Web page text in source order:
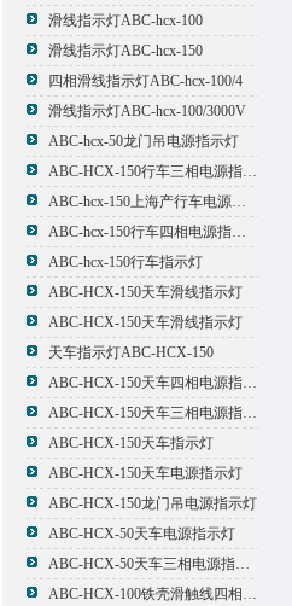
滑线指示灯ABC-hcx-100
滑线指示灯ABC-hcx-150
四相滑线指示灯ABC-hcx-100/4
滑线指示灯ABC-hcx-100/3000V
ABC-hcx-50龙门吊电源指示灯
ABC-HCX-150行车三相电源指示灯
ABC-hcx-150上海产行车电源指示灯
ABC-hcx-150行车四相电源指示灯
ABC-hcx-150行车指示灯
ABC-HCX-150天车滑线指示灯
ABC-HCX-150天车滑线指示灯
天车指示灯ABC-HCX-150
ABC-HCX-150天车四相电源指示灯
ABC-HCX-150天车三相电源指示灯
ABC-HCX-150天车指示灯
ABC-HCX-150天车电源指示灯
ABC-HCX-150龙门吊电源指示灯
ABC-HCX-50天车电源指示灯
ABC-HCX-50天车三相电源指示灯
ABC-HCX-100铁壳滑触线四相电源指示灯